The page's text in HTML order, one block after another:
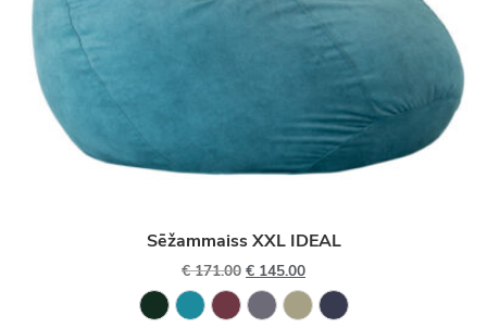
Sēžammaiss XXL IDEAL
€171.00 € 145.00